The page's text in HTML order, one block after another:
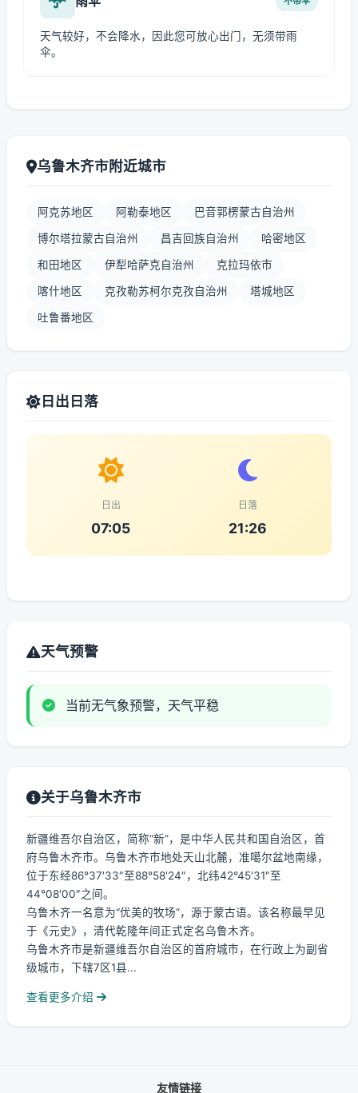
天气较好，不会降水，因此您可放心出门，无须带雨
伞。
乌鲁木齐市附近城市
阿克苏地区 阿勒泰地区 巴音郭楞蒙古自治州
博尔塔拉蒙古自治州 昌吉回族自治州 哈密地区
和田地区 伊犁哈萨克自治州 克拉玛依市
喀什地区 克孜勒苏柯尔克孜自治州 塔城地区
吐鲁番地区
日出日落
日出
07:05
日落
21:26
天气预警
当前无气象预警，天气平稳
关于乌鲁木齐市
新疆维吾尔自治区，简称“新”，是中华人民共和国自治区，首
府乌鲁木齐市。乌鲁木齐市地处天山北麓，准噶尔盆地南缘，
位于东经86°37′33″至88°58′24″，北纬42°45′31″至
44°08′00″之间。
乌鲁木齐一名意为“优美的牧场”，源于蒙古语。该名称最早见
于《元史》，清代乾隆年间正式定名乌鲁木齐。
乌鲁木齐市是新疆维吾尔自治区的首府城市，在行政上为副省
级城市，下辖7区1县...
查看更多介绍
友情链接